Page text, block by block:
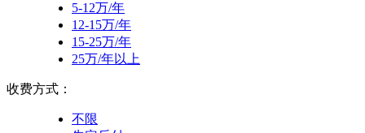
5-12万/年
12-15万/年
15-25万/年
25万/年以上
收费方式：
不限